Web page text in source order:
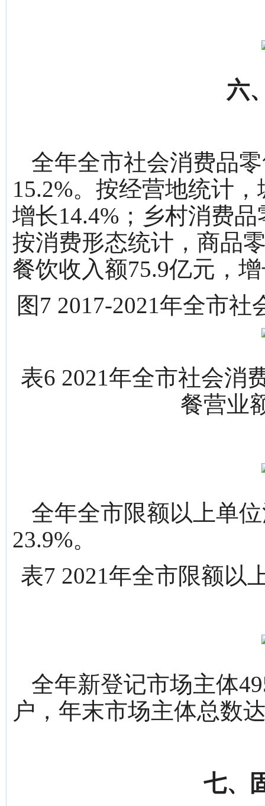
六
全年全市社会消费品
15.2%。按经营地统计
增长14.4%；乡村消费
按消费形态统计，商品
餐饮收入额75.9亿元，
图7 2017-2021年全市
表6 2021年全市社会消
餐营业
全年全市限额以上单
23.9%。
表7 2021年全市限额以
全年新登记市场主体
户，年末市场主体总数
七、